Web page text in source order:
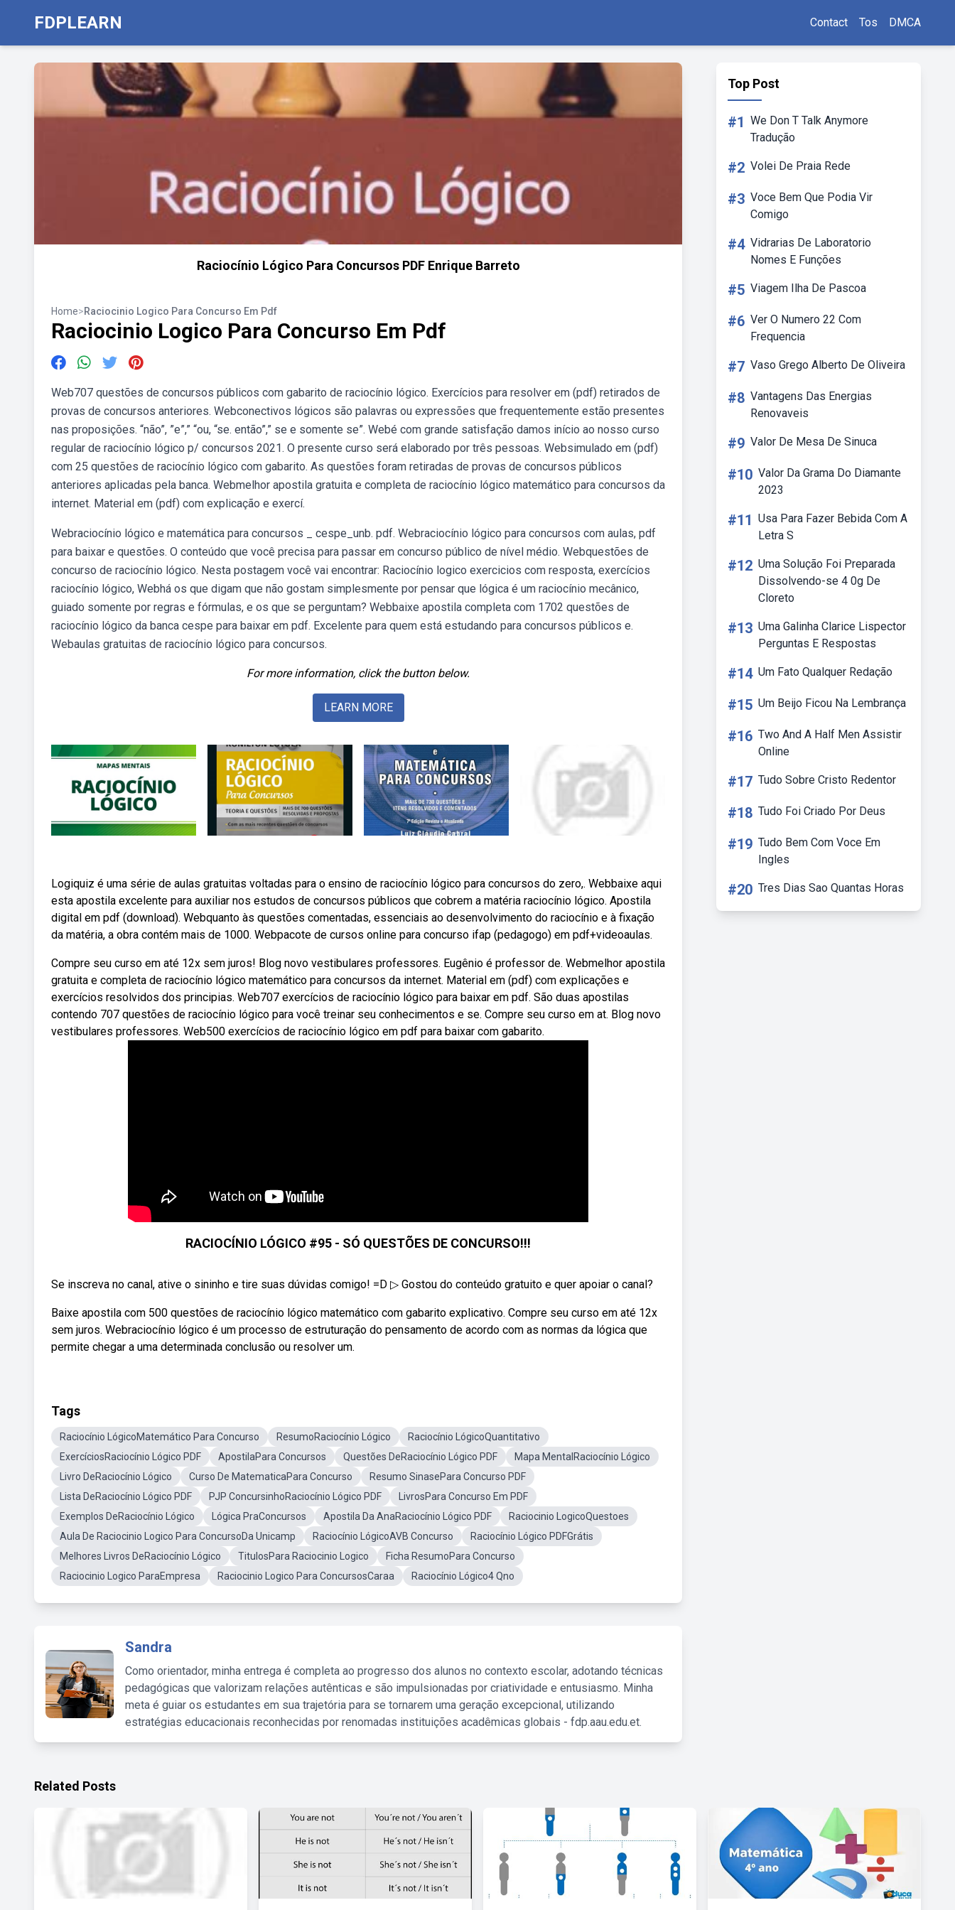
FDPLEARN Contact Tos DMCA
Raciocínio Lógico Para Concursos PDF Enrique Barreto
Home>Raciocinio Logico Para Concurso Em Pdf
Raciocinio Logico Para Concurso Em Pdf
Web707 questões de concursos públicos com gabarito de raciocínio lógico. Exercícios para resolver em (pdf) retirados de
provas de concursos anteriores. Webconectivos lógicos são palavras ou expressões que frequentemente estão presentes
nas proposições. “não”, ”e”,” “ou, “se. então”,” se e somente se”. Webé com grande satisfação damos início ao nosso curso
regular de raciocínio lógico p/ concursos 2021. O presente curso será elaborado por três pessoas. Websimulado em (pdf)
com 25 questões de raciocínio lógico com gabarito. As questões foram retiradas de provas de concursos públicos
anteriores aplicadas pela banca. Webmelhor apostila gratuita e completa de raciocínio lógico matemático para concursos da
internet. Material em (pdf) com explicação e exercí.
Webraciocínio lógico e matemática para concursos _ cespe_unb. pdf. Webraciocínio lógico para concursos com aulas, pdf
para baixar e questões. O conteúdo que você precisa para passar em concurso público de nível médio. Webquestões de
concurso de raciocínio lógico. Nesta postagem você vai encontrar: Raciocínio logico exercicios com resposta, exercícios
raciocínio lógico, Webhá os que digam que não gostam simplesmente por pensar que lógica é um raciocínio mecânico,
guiado somente por regras e fórmulas, e os que se perguntam? Webbaixe apostila completa com 1702 questões de
raciocínio lógico da banca cespe para baixar em pdf. Excelente para quem está estudando para concursos públicos e.
Webaulas gratuitas de raciocínio lógico para concursos.
For more information, click the button below.
LEARN MORE
Logiquiz é uma série de aulas gratuitas voltadas para o ensino de raciocínio lógico para concursos do zero,. Webbaixe aqui
esta apostila excelente para auxiliar nos estudos de concursos públicos que cobrem a matéria raciocínio lógico. Apostila
digital em pdf (download). Webquanto às questões comentadas, essenciais ao desenvolvimento do raciocínio e à fixação
da matéria, a obra contém mais de 1000. Webpacote de cursos online para concurso ifap (pedagogo) em pdf+videoaulas.
Compre seu curso em até 12x sem juros! Blog novo vestibulares professores. Eugênio é professor de. Webmelhor apostila
gratuita e completa de raciocínio lógico matemático para concursos da internet. Material em (pdf) com explicações e
exercícios resolvidos dos principias. Web707 exercícios de raciocínio lógico para baixar em pdf. São duas apostilas
contendo 707 questões de raciocínio lógico para você treinar seu conhecimentos e se. Compre seu curso em at. Blog novo
vestibulares professores. Web500 exercícios de raciocínio lógico em pdf para baixar com gabarito.
RACIOCÍNIO LÓGICO #95 - SÓ QUESTÕES DE CONCURSO!!!
Se inscreva no canal, ative o sininho e tire suas dúvidas comigo! =D ▷ Gostou do conteúdo gratuito e quer apoiar o canal?
Baixe apostila com 500 questões de raciocínio lógico matemático com gabarito explicativo. Compre seu curso em até 12x
sem juros. Webraciocínio lógico é um processo de estruturação do pensamento de acordo com as normas da lógica que
permite chegar a uma determinada conclusão ou resolver um.
Tags
Raciocínio LógicoMatemático Para Concurso ResumoRaciocínio Lógico
Raciocínio LógicoQuantitativo
ExercíciosRaciocínio Lógico PDF
ApostilaPara Concursos Questões DeRaciocínio Lógico PDF
Mapa MentalRaciocínio Lógico
Livro DeRaciocínio Lógico
Curso De MatematicaPara Concurso
Resumo SinasePara Concurso PDF
Lista DeRaciocínio Lógico PDF
PJP ConcursinhoRaciocínio Lógico PDF
LivrosPara Concurso Em PDF
Exemplos DeRaciocínio Lógico
Lógica PraConcursos Apostila Da AnaRaciocínio Lógico PDF
Raciocinio LogicoQuestoes
Aula De Raciocinio Logico Para ConcursoDa Unicamp
Raciocínio LógicoAVB Concurso
Raciocínio Lógico PDFGrátis
Melhores Livros DeRaciocínio Lógico
TitulosPara Raciocinio Logico
Ficha ResumoPara Concurso
Raciocinio Logico ParaEmpresa
Raciocinio Logico Para ConcursosCaraa Raciocínio Lógico4 Qno
Sandra
Como orientador, minha entrega é completa ao progresso dos alunos no contexto escolar, adotando técnicas
pedagógicas que valorizam relações autênticas e são impulsionadas por criatividade e entusiasmo. Minha
meta é guiar os estudantes em sua trajetória para se tornarem uma geração excepcional, utilizando
estratégias educacionais reconhecidas por renomadas instituições acadêmicas globais - fdp.aau.edu.et.
Top Post
#1 We Don T Talk Anymore
Tradução
#2 Volei De Praia Rede
#3 Voce Bem Que Podia Vir
Comigo
#4 Vidrarias De Laboratorio
Nomes E Funções
#5 Viagem Ilha De Pascoa
#6 Ver O Numero 22 Com
Frequencia
#7 Vaso Grego Alberto De Oliveira
#8 Vantagens Das Energias
Renovaveis
#9 Valor De Mesa De Sinuca
#10 Valor Da Grama Do Diamante
2023
#11 Usa Para Fazer Bebida Com A
Letra S
#12 Uma Solução Foi Preparada
Dissolvendo-se 4 0g De
Cloreto
#13 Uma Galinha Clarice Lispector
Perguntas E Respostas
#14 Um Fato Qualquer Redação
#15 Um Beijo Ficou Na Lembrança
#16 Two And A Half Men Assistir
Online
#17 Tudo Sobre Cristo Redentor
#18 Tudo Foi Criado Por Deus
#19 Tudo Bem Com Voce Em
Ingles
#20 Tres Dias Sao Quantas Horas
Related Posts